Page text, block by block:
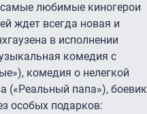
любимые киногерои
ждет всегда новая и
в исполнении
комедия с
комедия о нелегкой
(«Реальный папа»), боевик
особых подарков: